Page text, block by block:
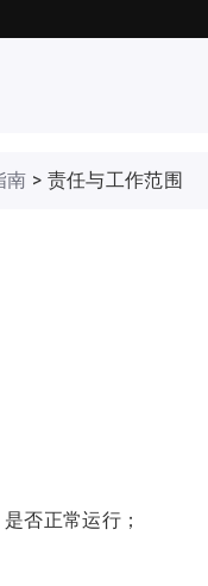
南 > 责任与工作范围
是否正常运行；